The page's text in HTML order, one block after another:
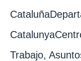
Trabajo,